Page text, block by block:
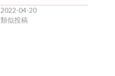
2022-04-20
類似投稿